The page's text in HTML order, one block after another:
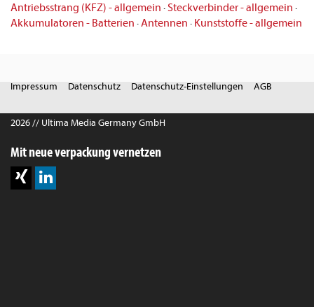
Antriebsstrang (KFZ) - allgemein ·Steckverbinder - allgemein ·
Akkumulatoren - Batterien ·Antennen · Kunststoffe - allgemein
Impressum Datenschutz Datenschutz-Einstellungen AGB
2026 // Ultima Media Germany GmbH
Mit neue verpackung vernetzen